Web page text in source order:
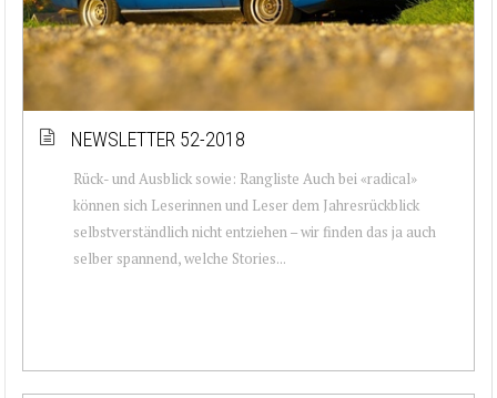
NEWSLETTER 52-2018
Rück- und Ausblick sowie: Rangliste Auch bei «radical»
können sich Leserinnen und Leser dem Jahresrückblick
selbstverständlich nicht entziehen – wir finden das ja auch
selber spannend, welche Stories...